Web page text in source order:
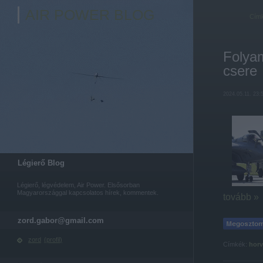
AIR POWER BLOG
Légierő Blog
Légierő, légvédelem, Air Power. Elsősorban
Magyarországgal kapcsolatos hírek, kommentek.
zord.gabor@gmail.com
zord ( profil )
csere
tovább »
Címkék: